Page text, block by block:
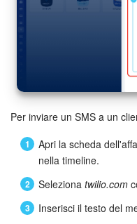
Per inviare un SMS a un
Apri la scheda
nella timeline.
Seleziona twilio.com
Inserisci il testo del